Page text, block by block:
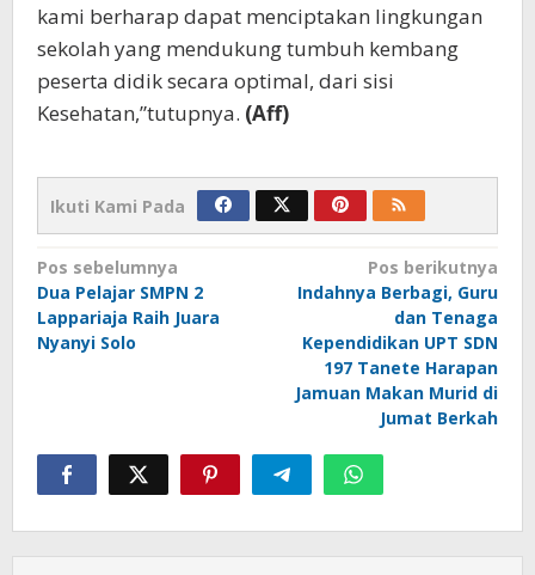
kami berharap dapat menciptakan lingkungan
sekolah yang mendukung tumbuh kembang
peserta didik secara optimal, dari sisi
Kesehatan,”tutupnya. (Aff)
Ikuti Kami Pada
Navigasi
pos
Pos sebelumnya
Dua Pelajar SMPN 2
Lappariaja Raih Juara
Nyanyi Solo
Pos berikutnya
Indahnya Berbagi, Guru
dan Tenaga
Kependidikan UPT SDN
197 Tanete Harapan
Jamuan Makan Murid di
Jumat Berkah